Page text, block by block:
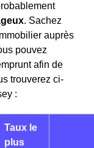
. Sachez
auprès
pouvez
afin de
trouverez ci-
:
Taux le
plus